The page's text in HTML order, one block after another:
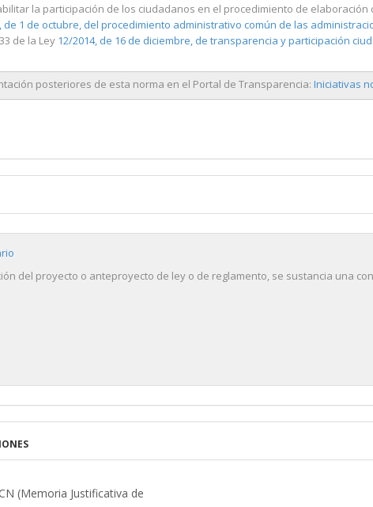
la participación de los ciudadanos en el procedimiento de
de 1 de octubre, del procedimiento administrativo común de las
de la Ley 12/2014, de 16 de diciembre, de transparencia y participación
posteriores de esta norma en el Portal de Transparencia: Iniciativas
del proyecto o anteproyecto de ley o de reglamento, se sustancia una
(Memoria Justificativa de